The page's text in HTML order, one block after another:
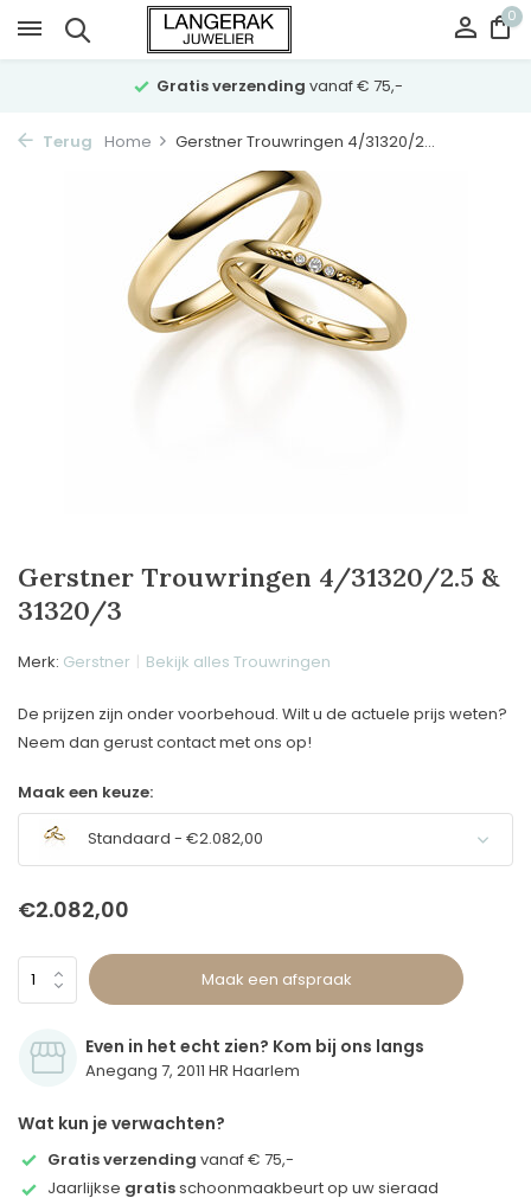
0
Gratis verzending vanaf € 75,-
Terug Home Gerstner Trouwringen 4/31320/2...
Gerstner Trouwringen 4/31320/2.5 &
31320/3
Merk: Gerstner Bekijk alles Trouwringen
De prijzen zijn onder voorbehoud. Wilt u de actuele prijs weten?
Neem dan gerust contact met ons op!
Maak een keuze:
Standaard - €2.082,00
€2.082,00
Maak een afspraak
Even in het echt zien? Kom bij ons langs
Anegang 7, 2011 HR Haarlem
Wat kun je verwachten?
Gratis verzending vanaf € 75,-
Jaarlijkse gratisschoonmaakbeurt op uw sieraad